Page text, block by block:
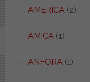
AMERICA (2)
AMICA (1)
ANFORA (1)